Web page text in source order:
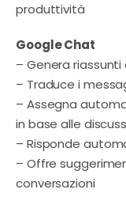
produttività
Google Chat
– Genera
– Traduce i
– Assegna
in base alle
– Risponde
– Offre
conversazioni